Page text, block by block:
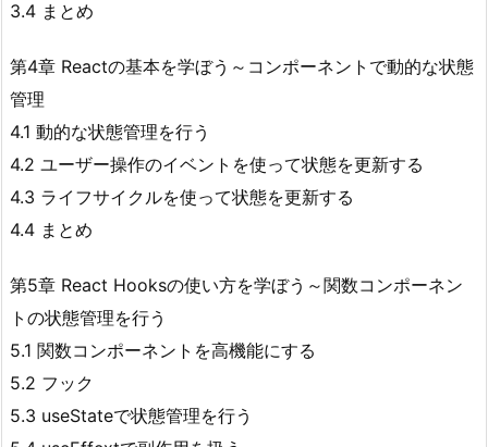
3.4 まとめ
第4章 Reactの基本を学ぼう～コンポーネントで動的な状態
管理
4.1 動的な状態管理を行う
4.2 ユーザー操作のイベントを使って状態を更新する
4.3 ライフサイクルを使って状態を更新する
4.4 まとめ
第5章 React Hooksの使い方を学ぼう～関数コンポーネン
トの状態管理を行う
5.1 関数コンポーネントを高機能にする
5.2 フック
5.3 useStateで状態管理を行う